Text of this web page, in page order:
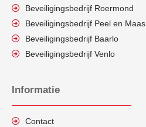
Beveiligingsbedrijf Roermond
Beveiligingsbedrijf Peel en Maas
Beveiligingsbedrijf Baarlo
Beveiligingsbedrijf Venlo
Informatie
Contact